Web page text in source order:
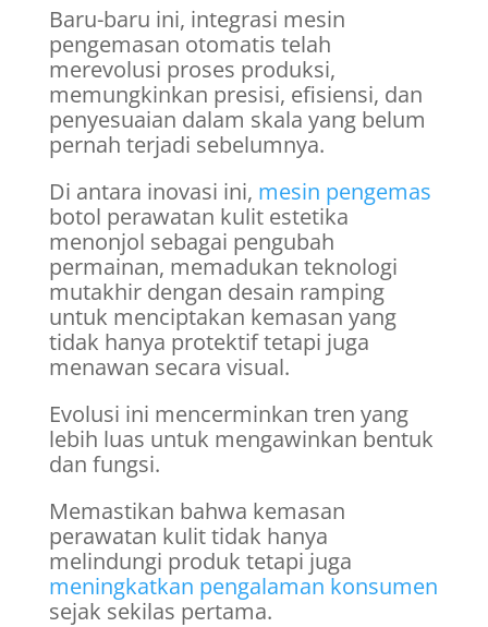
Baru-baru ini, integrasi mesin
pengemasan otomatis telah
merevolusi proses produksi,
memungkinkan presisi, efisiensi, dan
penyesuaian dalam skala yang belum
pernah terjadi sebelumnya.
Di antara inovasi ini, mesin pengemas
botol perawatan kulit estetika
menonjol sebagai pengubah
permainan, memadukan teknologi
mutakhir dengan desain ramping
untuk menciptakan kemasan yang
tidak hanya protektif tetapi juga
menawan secara visual.
Evolusi ini mencerminkan tren yang
lebih luas untuk mengawinkan bentuk
dan fungsi.
Memastikan bahwa kemasan
perawatan kulit tidak hanya
melindungi produk tetapi juga
meningkatkan pengalaman konsumen
sejak sekilas pertama.